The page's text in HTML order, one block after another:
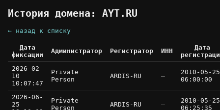
История домена: AYT.RU
← назад к списку
Дата
фиксации
Администратор Регистратор ИНН
Дата
2026-02-
10
10:07:47
Private
Person
ARDIS-RU —
2010-05-25
06:00:00
2026-06-
25
Private
Person
ARDIS-RU —
2010-05-25
06:25:35